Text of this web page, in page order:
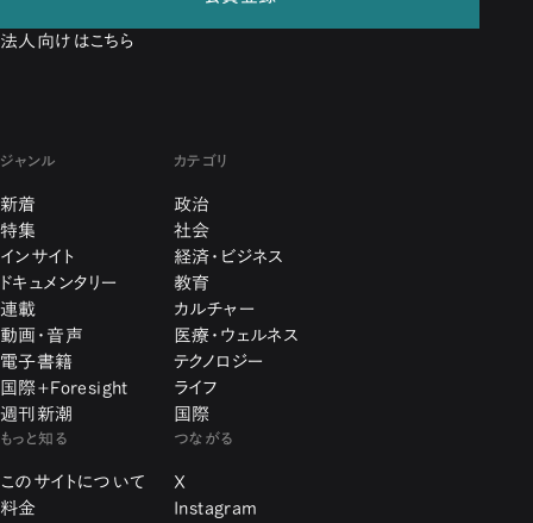
法人向けはこちら
ジャンル
新着
特集
インサイト
ドキュメンタリー
連載
動画・音声
電子書籍
国際+Foresight
週刊新潮
カテゴリ
政治
社会
経済・ビジネス
教育
カルチャー
医療・ウェルネス
テクノロジー
ライフ
国際
もっと知る
このサイトについて
料金
つながる
X
Instagram